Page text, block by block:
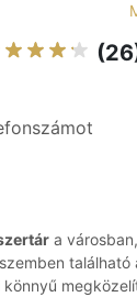
a
található
könnyű